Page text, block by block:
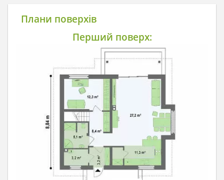
Плани поверхів
Перший поверх: